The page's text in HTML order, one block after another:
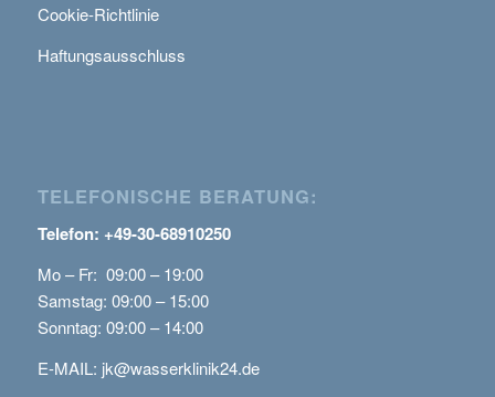
Cookie-Richtlinie
Haftungsausschluss
TELEFONISCHE BERATUNG:
Telefon: +49-30-68910250
Mo – Fr: 09:00 – 19:00
Samstag: 09:00 – 15:00
Sonntag: 09:00 – 14:00
E-MAIL: jk@wasserklinik24.de